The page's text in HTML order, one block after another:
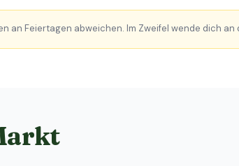
an Feiertagen abweichen. Im Zweifel wende dich